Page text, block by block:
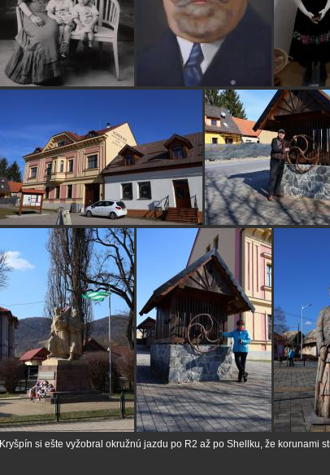
Kryšpín si ešte vyžobral okružnú jazdu po R2 až po Shellku, že korunami